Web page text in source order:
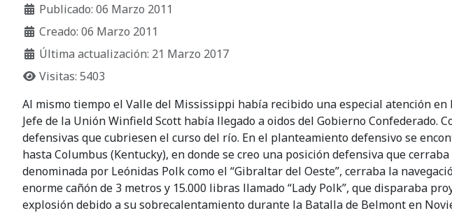
Publicado: 06 Marzo 2011
Creado: 06 Marzo 2011
Última actualización: 21 Marzo 2017
Visitas: 5403
Al mismo tiempo el Valle del Mississippi había recibido una especial atención
Jefe de la Unión Winfield Scott había llegado a oidos del Gobierno Confederado.
defensivas que cubriesen el curso del río. En el planteamiento defensivo se
hasta Columbus (Kentucky), en donde se creo una posición defensiva que
denominada por Leónidas Polk como el “Gibraltar del Oeste”, cerraba la
enorme cañón de 3 metros y 15.000 libras llamado “Lady Polk”, que disparaba
explosión debido a su sobrecalentamiento durante la Batalla de Belmont en